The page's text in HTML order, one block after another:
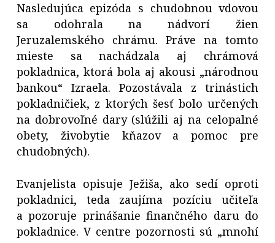
Nasledujúca epizóda s chudobnou vdovou
sa odohrala na nádvorí žien
Jeruzalemského chrámu. Práve na tomto
mieste sa nachádzala aj chrámová
pokladnica, ktorá bola aj akousi „národnou
bankou“ Izraela. Pozostávala z trinástich
pokladničiek, z ktorých šesť bolo určených
na dobrovoľné dary (slúžili aj na celopalné
obety, živobytie kňazov a pomoc pre
chudobných).
Evanjelista opisuje Ježiša, ako sedí oproti
pokladnici, teda zaujíma pozíciu učiteľa
a pozoruje prinášanie finančného daru do
pokladnice. V centre pozornosti sú „mnohí